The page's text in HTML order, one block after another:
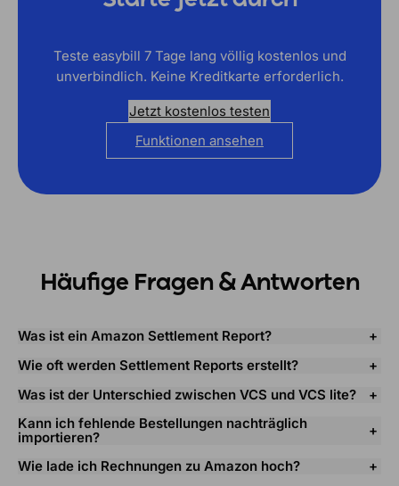
Teste easybill 7 Tage lang völlig kostenlos und
unverbindlich. Keine Kreditkarte erforderlich.
Jetzt kostenlos testen
Funktionen ansehen
Häufige Fragen & Antworten
Was ist ein Amazon Settlement Report?
Wie oft werden Settlement Reports erstellt?
Was ist der Unterschied zwischen VCS und VCS lite?
Kann ich fehlende Bestellungen nachträglich
importieren?
Wie lade ich Rechnungen zu Amazon hoch?